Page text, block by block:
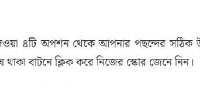
দেওয়া ৪টি অপশন থেকে আপনার পছন্দের সঠিক
বাটনে ক্লিক করে নিজের স্কোর জেনে নিন।